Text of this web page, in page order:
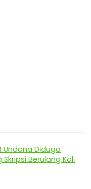
Undana Diduga
Berulang Kali